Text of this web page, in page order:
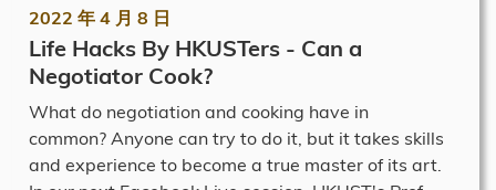
2022 年 4 月 8 日
Life Hacks By HKUSTers - Can a
Negotiator Cook?
What do negotiation and cooking have in
common? Anyone can try to do it, but it takes skills
and experience to become a true master of its art.